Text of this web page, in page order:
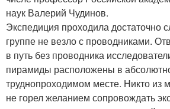
наук Валерий Чудинов.
Экспедиция проходила достаточно
группе не везло с проводниками.
в путь без проводника
пирамиды расположены в
труднопроходимом месте. Никто из
не горел желанием сопровождать